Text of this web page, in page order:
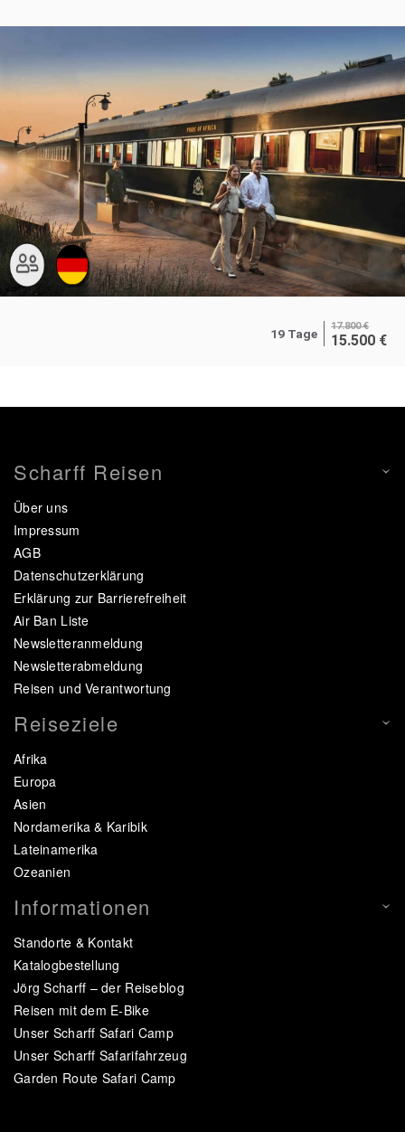
19 Tage
17.800 €
15.500 €
Scharff Reisen
Über uns
Impressum
AGB
Datenschutzerklärung
Erklärung zur Barrierefreiheit
Air Ban Liste
Newsletteranmeldung
Newsletterabmeldung
Reisen und Verantwortung
Reiseziele
Afrika
Europa
Asien
Nordamerika & Karibik
Lateinamerika
Ozeanien
Informationen
Standorte & Kontakt
Katalogbestellung
Jörg Scharff – der Reiseblog
Reisen mit dem E-Bike
Unser Scharff Safari Camp
Unser Scharff Safarifahrzeug
Garden Route Safari Camp